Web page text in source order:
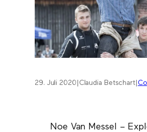
29. Juli 2020 Claudia Betschart|
Noe Van Messel –